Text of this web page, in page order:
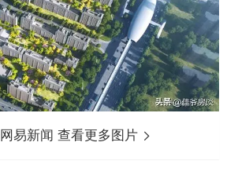
易新闻 查看更多图片